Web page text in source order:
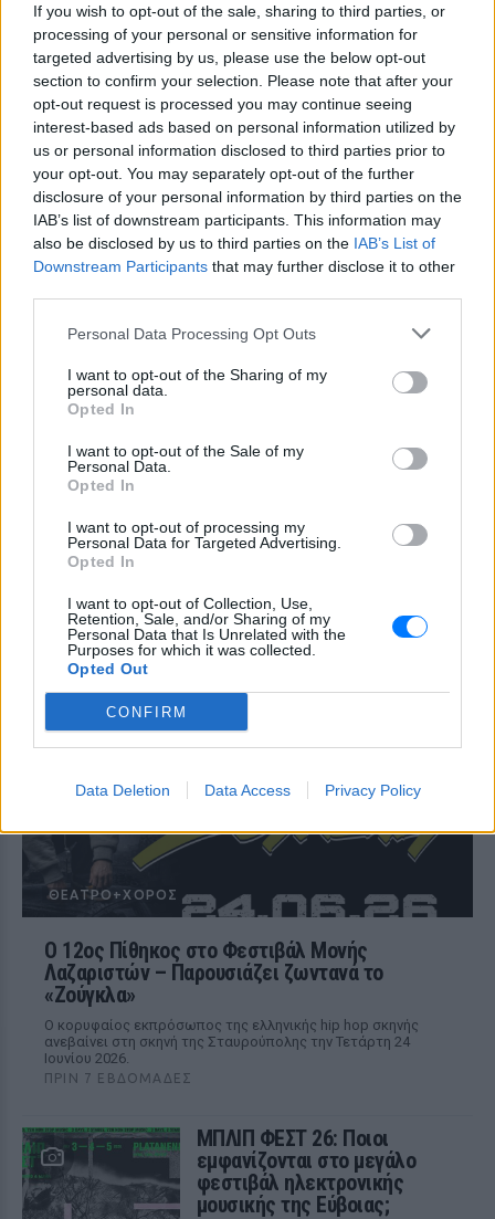
If you wish to opt-out of the sale, sharing to third parties, or
processing of your personal or sensitive information for
targeted advertising by us, please use the below opt-out
section to confirm your selection. Please note that after your
opt-out request is processed you may continue seeing
interest-based ads based on personal information utilized by
us or personal information disclosed to third parties prior to
your opt-out. You may separately opt-out of the further
disclosure of your personal information by third parties on the
IAB’s list of downstream participants. This information may
also be disclosed by us to third parties on the IAB’s List of
Downstream Participants that may further disclose it to other
Personal Data Processing Opt Outs
I want to opt-out of the Sharing of my
personal data.
Opted In
I want to opt-out of the Sale of my
Personal Data.
Opted In
I want to opt-out of processing my
Personal Data for Targeted Advertising.
Opted In
I want to opt-out of Collection, Use,
Retention, Sale, and/or Sharing of my
Personal Data that Is Unrelated with the
Purposes for which it was collected.
Opted Out
CONFIRM
Data Deletion Data Access Privacy Policy
ΔΕΙΤΕ ΕΠΙΣΗΣ
ΣΤΗΝ ΙΔΙΑ ΚΑΤΗΓΟΡΙΑ
«Κάθε Τρίτη με τον Μόρι»: Η
μεγάλη θεατρική επιτυχία
επιστρέφει στο Θέατρο Ιλίσια
ΘΈΑΤΡΟ+ΧΟΡΌΣ
ΠΡΙΝ 7 ΕΒΔΟΜΆΔΕΣ
Ένα έργο των Jeffrey Hatcher & Mitch
Albom
Η μαγεία του κινηματογράφου
νερών
4 & 5 Ιουλίου 2026 - Cine Καταρράκτες,
Οι Σκιαδαρέσες στο Φεστιβάλ
γεμάτη μουσική, χιούμορ και
αυθεντική ενέργεια
ΘΈΑΤΡΟ+ΧΟΡΌΣ
ΘΈΑΤΡΟ+ΧΟΡΌΣ
Ο 12ος Πίθηκος στο Φεστιβάλ Μονής
Λαζαριστών – Παρουσιάζει ζωντανά το
«Ζούγκλα»
Ο κορυφαίος εκπρόσωπος της ελληνικής hip hop σκηνής
ανεβαίνει στη σκηνή της Σταυρούπολης την Τετάρτη 24
Ιουνίου 2026.
ΠΡΙΝ 7 ΕΒΔΟΜΆΔΕΣ
ΜΠΛΙΠ ΦΕΣΤ 26: Ποιοι
εμφανίζονται στο μεγάλο
φεστιβάλ ηλεκτρονικής
μουσικής της Εύβοιας;